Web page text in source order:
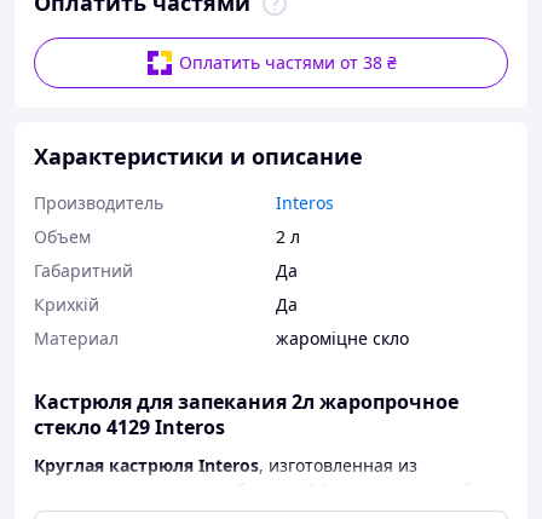
Оплатить частями от 38 ₴
Характеристики и описание
Производитель
Interos
Объем
2 л
Габаритний
Да
Крихкій
Да
Материал
жароміцне скло
Кастрюля для запекания 2л жаропрочное
стекло 4129 Interos
Круглая кастрюля Interos, изготовленная из
стиль и функциональность.